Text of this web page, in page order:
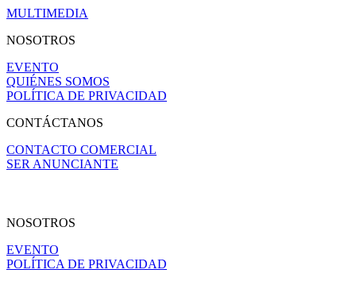
MULTIMEDIA
NOSOTROS
EVENTO
QUIÉNES SOMOS
POLÍTICA DE PRIVACIDAD
CONTÁCTANOS
CONTACTO COMERCIAL
SER ANUNCIANTE
NOSOTROS
EVENTO
POLÍTICA DE PRIVACIDAD